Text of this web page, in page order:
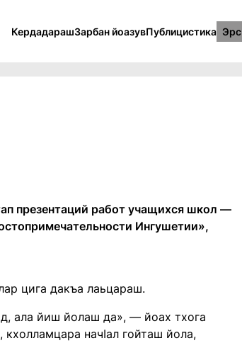
КердадарашЗарбан йоазувПублицистика Эрс
презентаций работ учащихся школ —
Ингушетии»,
цига дакъа лаьцараш.
ала йиш йолаш да», — йоах тхога
начIал гойташ йола,